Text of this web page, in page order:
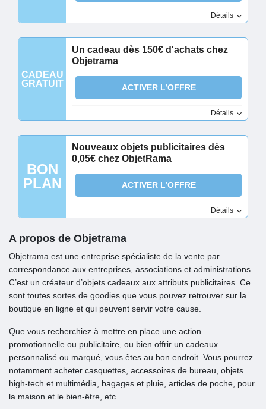
Détails
CADEAU
GRATUIT
Un cadeau dès 150€ d'achats chez
Objetrama
ACTIVER L’OFFRE
Détails
BON
PLAN
Nouveaux objets publicitaires dès
0,05€ chez ObjetRama
ACTIVER L’OFFRE
Détails
A propos de Objetrama
Objetrama est une entreprise spécialiste de la vente par
correspondance aux entreprises, associations et administrations.
C’est un créateur d’objets cadeaux aux attributs publicitaires. Ce
sont toutes sortes de goodies que vous pouvez retrouver sur la
boutique en ligne et qui peuvent servir votre cause.
Que vous recherchiez à mettre en place une action
promotionnelle ou publicitaire, ou bien offrir un cadeaux
personnalisé ou marqué, vous êtes au bon endroit. Vous pourrez
notamment acheter casquettes, accessoires de bureau, objets
high-tech et multimédia, bagages et pluie, articles de poche, pour
la maison et le bien-être, etc.